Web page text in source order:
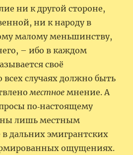
ни к другой стороне,
ни к народу в
малому меньшинству,
– ибо в каждом
своё
случаях должно быть
местное мнение. А
по‑настоящему
лишь местным
дальних эмигрантских
ощущениях.